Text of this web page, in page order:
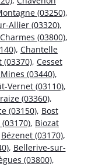
(03250),
Allier (03320),
Charmes (03800),
, Chantelle
(03370), Cesset
(03440),
Vernet (03110),
(03360),
(03150), Bost
, Biozat
Bézenet (03170),
, Bellerive-sur-
(03800),